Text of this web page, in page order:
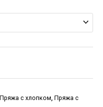
Пряжа с хлопком, Пряжа с